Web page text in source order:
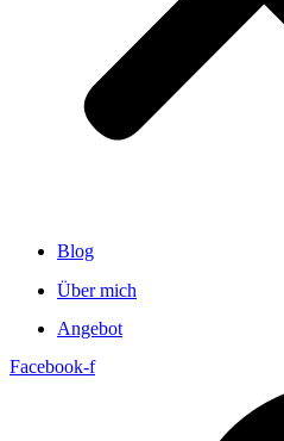
Blog
Über mich
Angebot
Facebook-f